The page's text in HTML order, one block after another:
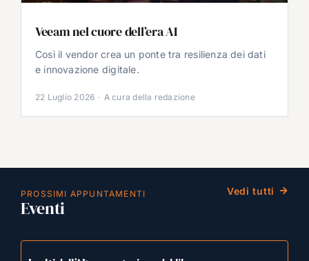
Veeam nel cuore dell’era AI
Così il vendor crea un ponte tra resilienza dei dati
e innovazione digitale.
22 Luglio 2026 · A cura della redazione
PROSSIMI APPUNTAMENTI
Eventi
Vedi tutti